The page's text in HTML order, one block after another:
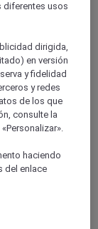
diferentes usos
dirigida,
en versión
y fidelidad
y redes
de los que
consulte la
haciendo
del enlace